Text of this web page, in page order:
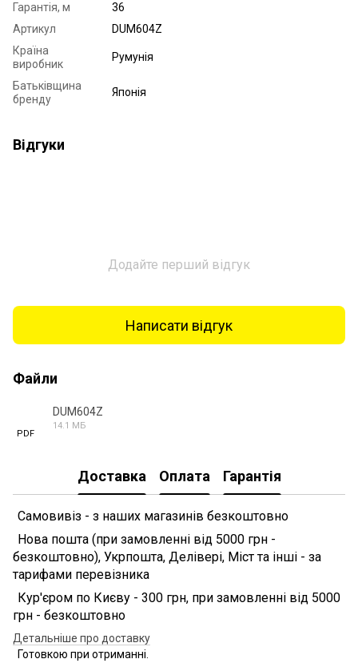
Гарантія, м
36
Артикул
DUM604Z
Країна
виробник
Румунія
Батьківщина
бренду
Японія
Відгуки
Додайте перший відгук
Написати відгук
Файли
PDF
DUM604Z
14.1 МБ
Доставка Оплата Гарантія
Самовивіз - з наших магазинів безкоштовно
Нова пошта (при замовленні від 5000 грн -
безкоштовно), Укрпошта, Делівері, Міст та інші - за
тарифами перевізника
Кур'єром по Києву - 300 грн, при замовленні від 5000
грн - безкоштовно
Детальніше про доставку
Готовкою при отриманні.